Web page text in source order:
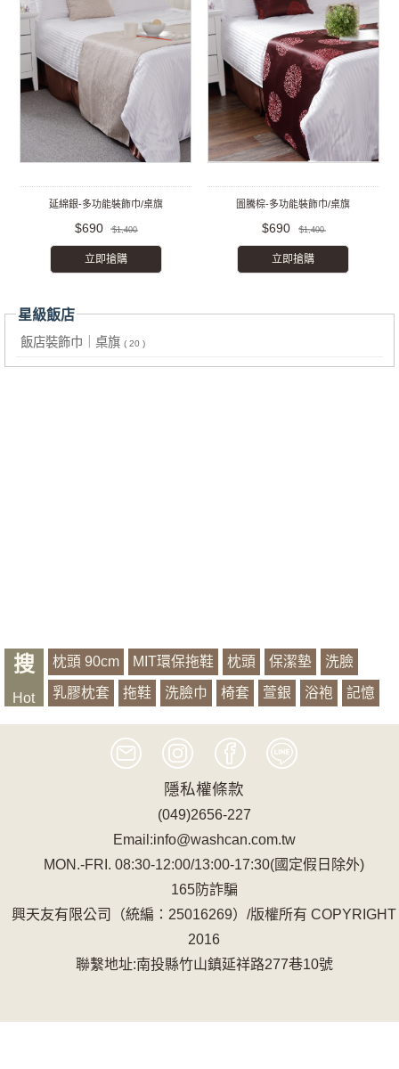
延綿銀-多功能裝飾巾/桌旗
$690 $1,400
立即搶購
圖騰棕-多功能裝飾巾/桌旗
$690 $1,400
立即搶購
星級飯店
飯店裝飾巾｜桌旗 ( 20 )
搜
Hot
枕頭 90cm MIT環保拖鞋 枕頭 保潔墊 洗臉
乳膠枕套 拖鞋 洗臉巾 椅套 萱銀 浴袍 記憶
有機山蕉
隱私權條款
(049)2656-227
Email:info@washcan.com.tw
MON.-FRI. 08:30-12:00/13:00-17:30(國定假日除外)
165防詐騙
興天友有限公司（統編：25016269）/版權所有 COPYRIGHT
2016
聯繫地址:南投縣竹山鎮延祥路277巷10號